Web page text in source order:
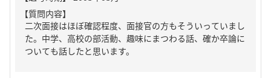
【質問内容】
二次面接はほぼ確認程度、面接官の方もそういっていまし
た。中学、高校の部活動、趣味にまつわる話、確か卒論に
ついても話したと思います。